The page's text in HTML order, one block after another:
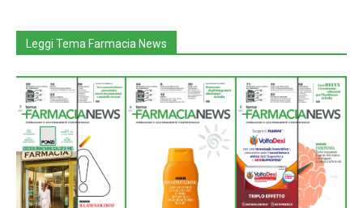
Leggi Tema Farmacia News